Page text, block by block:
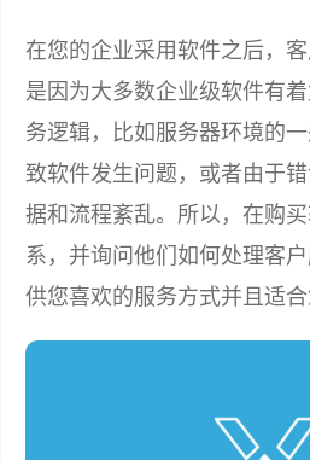
在您的企业采用软件之后，
是因为大多数企业级软件有
务逻辑，比如服务器环境的
致软件发生问题，或者由于
据和流程紊乱。所以，在购
系，并询问他们如何处理客
供您喜欢的服务方式并且适合